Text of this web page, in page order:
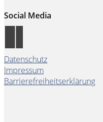
Social Media
Datenschutz
Impressum
Barrierefreiheitserklärung